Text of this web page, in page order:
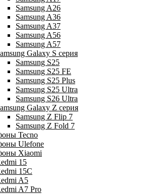
Samsung A26
Samsung A36
Samsung A37
Samsung A56
Samsung A57
Galaxy S серия
Samsung S25
Samsung S25 FE
Samsung S25 Plus
Samsung S25 Ultra
Samsung S26 Ultra
Galaxy Z серия
Samsung Z Flip 7
Samsung Z Fold 7
Tecno
Ulefone
Xiaomi
15
15C
A5
A7 Pro